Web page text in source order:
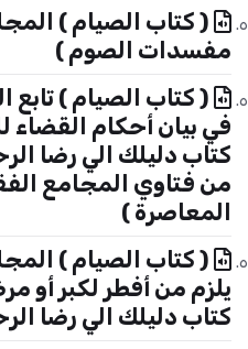
( كتاب الصيام )
مفسدات الصوم )
( كتاب الصيام )
في بيان أحكام القضاء
كتاب دليلك الي رضا
من فتاوي المجامع
المعاصرة )
( كتاب الصيام )
يلزم من أفطر لكبر أو
كتاب دليلك الي رضا